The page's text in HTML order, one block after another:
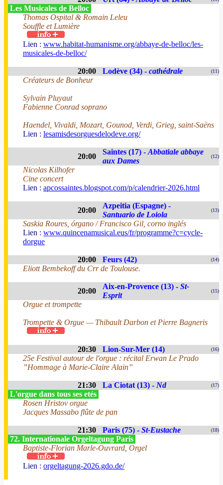
Les Musicales de Belloc
Thomas Ospital & Romain Leleu
Souffle et Lumière
Lien : www.habitat-humanisme.org/abbaye-de-belloc/les-
musicales-de-belloc/
20:00 Lodève (34) - cathédrale (11)
Créateurs de Bonheur
Sylvain Pluyaut
Fabienne Conrad soprano
Haendel, Vivaldi, Mozart, Gounod, Verdi, Grieg, saint-Saëns
Lien : lesamisdesorguesdelodeve.org/
20:00
Saintes (17) - Abbatiale abbaye
aux Dames
(12)
Nicolas Kilhofer
Cine concert
Lien : apcossaintes.blogspot.com/p/calendrier-2026.html
20:00
Azpeitia (Espagne) -
Santuario de Loiola
(13)
Saskia Roures, órgano / Francisco Gil, corno inglés
Lien : www.quincenamusical.eus/fr/programme?c=cycle-
dorgue
20:00 Feurs (42) (14)
Eliott Bembekoff du Crr de Toulouse.
20:00
Aix-en-Provence (13) - St-
Esprit
(15)
Orgue et trompette
Trompette & Orgue — Thibault Darbon et Pierre Bagneris
20:30 Lion-Sur-Mer (14) (16)
25e Festival autour de l'orgue : récital Erwan Le Prado
”Hommage à Marie-Claire Alain”
21:30 La Ciotat (13) - Nd (17)
L'orgue dans tous ses etés
Rosen Hristov orgue
Jacques Massabo flûte de pan
21:30 Paris (75) - St-Eustache (18)
72. Internationale Orgeltagung Paris
Baptiste-Florian Marle-Ouvrard, Orgel
Lien : orgeltagung-2026.gdo.de/